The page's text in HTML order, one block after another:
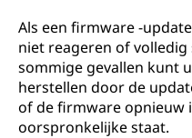
Als een firmware -
niet reageren of
sommige gevallen kunt
herstellen door de
of de firmware opnieuw
oorspronkelijke staat.